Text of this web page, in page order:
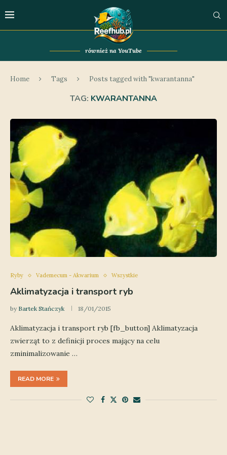
również na YouTube
Home Tags Posts tagged with "kwarantanna"
TAG: KWARANTANNA
Ryby Vademecum - Akwarium Wszystkie
Aklimatyzacja i transport ryb
by Bartek Stańczyk 18/01/2015
Aklimatyzacja i transport ryb [fb_button] Aklimatyzacja
zwierząt to z definicji proces mający na celu
zminimalizowanie …
READ MORE